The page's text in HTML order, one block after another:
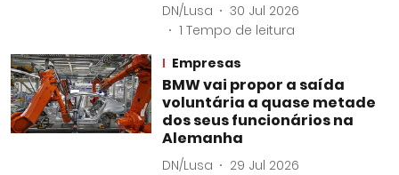
DN/Lusa
30 Jul 2026
1 Tempo de leitura
Empresas
BMW vai propor a saída
voluntária a quase metade
dos seus funcionários na
Alemanha
DN/Lusa
29 Jul 2026